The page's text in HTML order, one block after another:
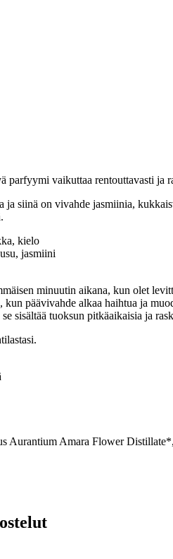
parfyymi vaikuttaa rentouttavasti ja
siinä on vivahde jasmiinia,
kielo
jasmiini
minuutin aikana, kun olet
päävivahde alkaa haihtua ja
sisältää tuoksun pitkäaikaisia ja
Aurantium Amara Flower